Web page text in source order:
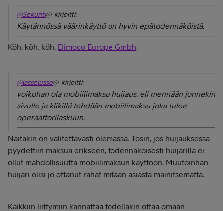
@Sekunti@ kirjoitti:
Käytännössä väärinkäyttö on hyvin epätodennäköistä.
Köh, köh, köh. Dimoco Europe Gmbh.
@lasselusse@ kirjoitti:
voikohan ola mobiilimaksu huijaus. eli mennään jonnekin
sivulle ja klikillä tehdään mobiilimaksu joka tulee
operaattorilaskuun.
Näitäkin on valitettavasti olemassa. Tosin, jos huijauksessa
pyydettiin maksua erikseen, todennäköisesti huijarilla ei
ollut mahdollisuutta mobiilimaksun käyttöön. Muutoinhan
huijari olisi jo ottanut rahat mitään asiasta mainitsematta.
Kaikkiin liittymiin kannattaa todellakin ottaa omaan